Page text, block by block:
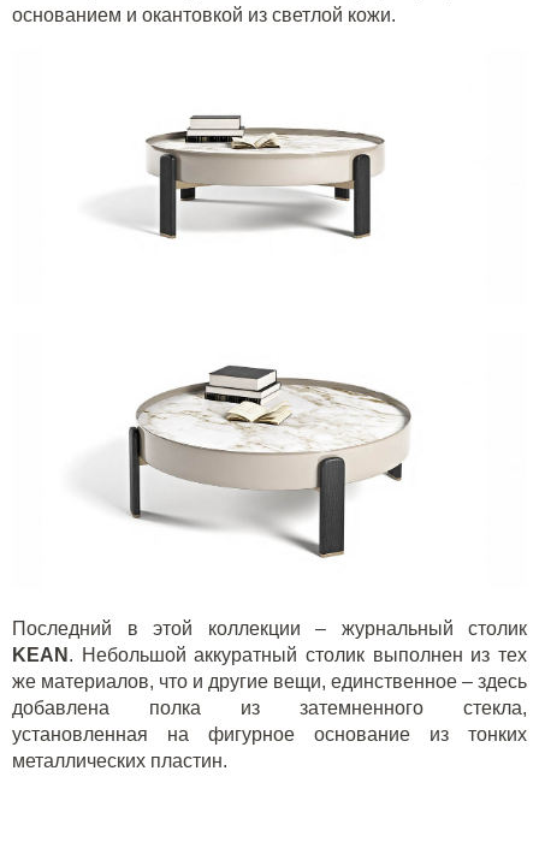
основанием и окантовкой из светлой кожи.
Последний в этой коллекции – журнальный столик
KEAN . Небольшой аккуратный столик выполнен из тех
же материалов, что и другие вещи, единственное – здесь
добавлена полка из затемненного стекла,
установленная на фигурное основание из тонких
металлических пластин.